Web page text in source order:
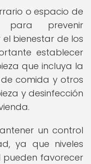
o espacio de
para prevenir
bienestar de los
establecer
que incluya la
comida y otros
y desinfección
un control
ya que niveles
favorecer